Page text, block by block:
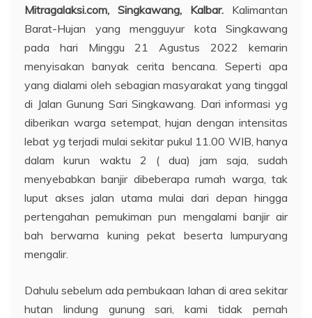
Mitragalaksi.com, Singkawang, Kalbar. Kalimantan
Barat-Hujan yang mengguyur kota Singkawang
pada hari Minggu 21 Agustus 2022 kemarin
menyisakan banyak cerita bencana. Seperti apa
yang dialami oleh sebagian masyarakat yang tinggal
di Jalan Gunung Sari Singkawang. Dari informasi yg
diberikan warga setempat, hujan dengan intensitas
lebat yg terjadi mulai sekitar pukul 11.00 WIB, hanya
dalam kurun waktu 2 ( dua) jam saja, sudah
menyebabkan banjir dibeberapa rumah warga, tak
luput akses jalan utama mulai dari depan hingga
pertengahan pemukiman pun mengalami banjir air
bah berwarna kuning pekat beserta lumpuryang
mengalir.
Dahulu sebelum ada pembukaan lahan di area sekitar
hutan lindung gunung sari, kami tidak pernah